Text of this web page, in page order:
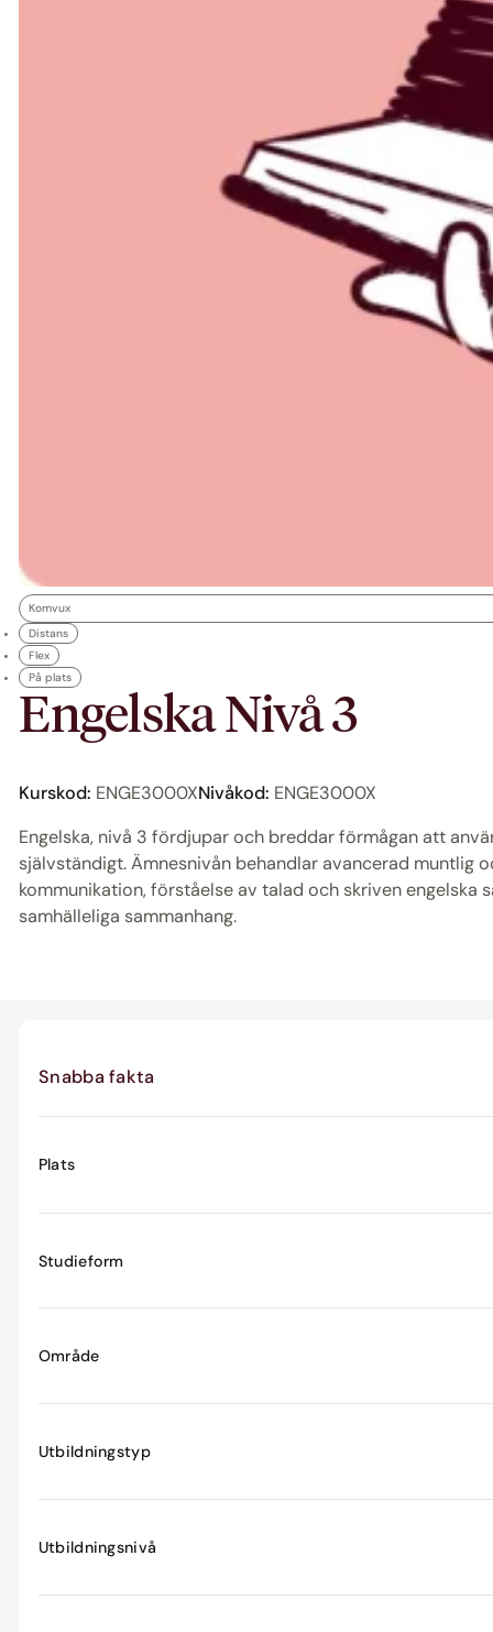
Komvux
Distans
Flex
På plats
Engelska Nivå 3
Kurskod: ENGE3000XNivåkod: ENGE3000X
Engelska, nivå 3 fördjupar och breddar förmågan att
självständigt. Ämnesnivån behandlar avancerad muntlig
kommunikation, förståelse av talad och skriven engelska
samhälleliga sammanhang.
Snabba fakta
Plats
Studieform
Område
Utbildningstyp
Utbildningsnivå